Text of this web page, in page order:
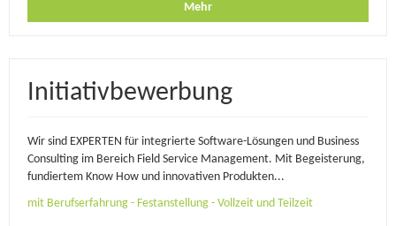
Mehr
Initiativbewerbung
Wir sind EXPERTEN für integrierte Software-Lösungen und Business
Consulting im Bereich Field Service Management. Mit Begeisterung,
fundiertem Know How und innovativen Produkten...
mit Berufserfahrung - Festanstellung - Vollzeit und Teilzeit